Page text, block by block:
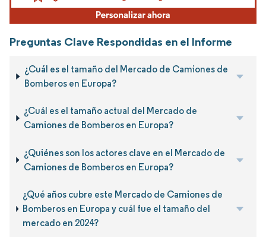
Preguntas Clave Respondidas en el Informe
¿Cuál es el tamaño del Mercado de Camiones de
Bomberos en Europa?
¿Cuál es el tamaño actual del Mercado de
Camiones de Bomberos en Europa?
¿Quiénes son los actores clave en el Mercado de
Camiones de Bomberos en Europa?
¿Qué años cubre este Mercado de Camiones de
Bomberos en Europa y cuál fue el tamaño del
mercado en 2024?